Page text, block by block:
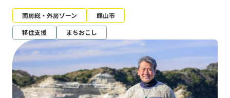
南房総・外房ゾーン
館山市
移住支援
まちおこし